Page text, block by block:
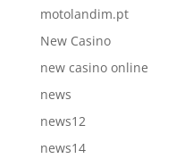
motolandim.pt
New Casino
new casino online
news
news12
news14